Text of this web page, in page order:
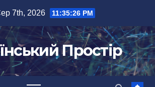
7th, 2026 11:35:27 PM
Простір